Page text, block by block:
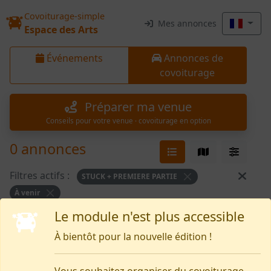
Le module n'est plus accessible
À bientôt pour la nouvelle édition !
Covoiturage-simple
Espace des Arts Mes annonces
Événements
Annonces de
covoiturage
Préparer ma venue
Conseils pour votre venue · covoiturage en option
0 annonces
Filtres actifs :
STUCK + PREMIERE PARTIE
À venir
Rien pour le moment